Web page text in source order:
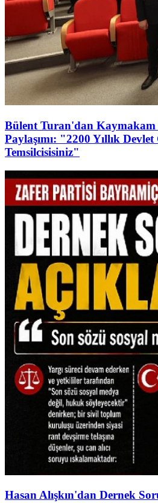
Bülent Turan'dan Kaymakam
Paylaşımı: "2200 Yıllık
Temsilcisisiniz"
Hasan Alışkın'dan Dernek